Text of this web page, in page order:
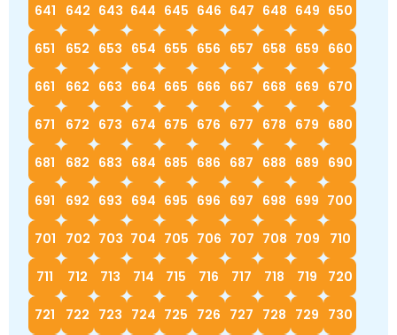
641 642 643 644 645 646 647 648 649 650
651 652 653 654 655 656 657 658 659 660
661 662 663 664 665 666 667 668 669 670
671 672 673 674 675 676 677 678 679 680
681 682 683 684 685 686 687 688 689 690
691 692 693 694 695 696 697 698 699 700
701 702 703 704 705 706 707 708 709 710
711 712 713 714 715 716 717 718 719 720
721 722 723 724 725 726 727 728 729 730